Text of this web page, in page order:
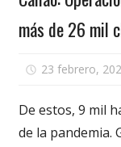
más de 26 mil
23 febrero,
De estos, 9 mil
de la pandemia.